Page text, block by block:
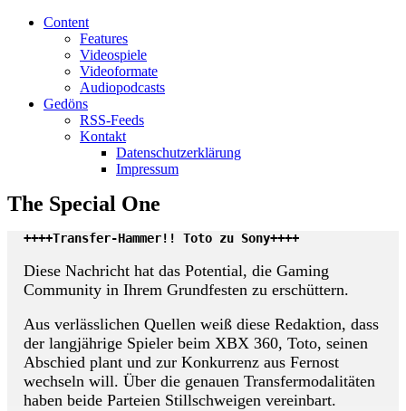
Content
Features
Videospiele
Videoformate
Audiopodcasts
Gedöns
RSS-Feeds
Kontakt
Datenschutzerklärung
Impressum
The Special One
++++Transfer-Hammer!! Toto zu Sony++++
Diese Nachricht hat das Potential, die Gaming
Community in Ihrem Grundfesten zu erschüttern.
Aus verlässlichen Quellen weiß diese Redaktion, dass
der langjährige Spieler beim XBX 360, Toto, seinen
Abschied plant und zur Konkurrenz aus Fernost
wechseln will. Über die genauen Transfermodalitäten
haben beide Parteien Stillschweigen vereinbart.